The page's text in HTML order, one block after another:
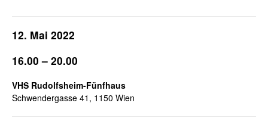
12. Mai 2022
16.00 – 20.00
VHS Rudolfsheim-Fünfhaus
Schwendergasse 41, 1150 Wien